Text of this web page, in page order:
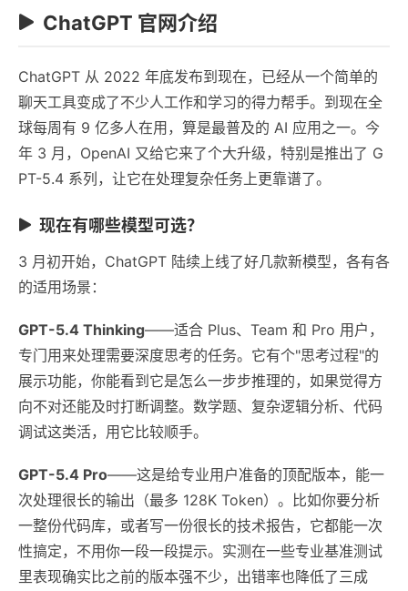
ChatGPT 官网介绍
ChatGPT 从 2022 年底发布到现在，已经从一个简单的
聊天工具变成了不少人工作和学习的得力帮手。到现在全
球每周有 9 亿多人在用，算是最普及的 AI 应用之一。今
年 3 月，OpenAI 又给它来了个大升级，特别是推出了 G
PT-5.4 系列，让它在处理复杂任务上更靠谱了。
现在有哪些模型可选？
3 月初开始，ChatGPT 陆续上线了好几款新模型，各有各
的适用场景：
GPT-5.4 Thinking——适合 Plus、Team 和 Pro 用户，
专门用来处理需要深度思考的任务。它有个"思考过程"的
展示功能，你能看到它是怎么一步步推理的，如果觉得方
向不对还能及时打断调整。数学题、复杂逻辑分析、代码
调试这类活，用它比较顺手。
GPT-5.4 Pro——这是给专业用户准备的顶配版本，能一
次处理很长的输出（最多 128K Token）。比如你要分析
一整份代码库，或者写一份很长的技术报告，它都能一次
性搞定，不用你一段一段提示。实测在一些专业基准测试
里表现确实比之前的版本强不少，出错率也降低了三成